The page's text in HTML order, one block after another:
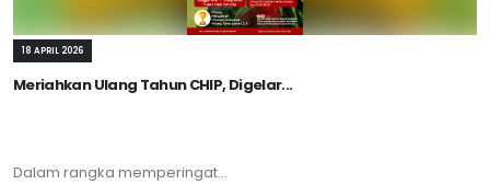
18 APRIL 2026
Meriahkan Ulang Tahun CHIP, Digelar...
Dalam rangka memperingat...